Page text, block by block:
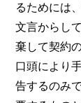
るためには
文言からし
棄して契約
口頭により
告するのみ